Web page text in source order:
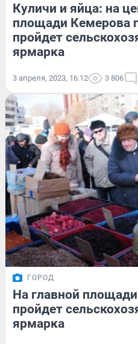
Куличи и яйца: на
площади Кемерова
пройдет
ярмарка
3 апреля, 2023, 16:12 3 806
ГОРОД
На главной
пройдет
ярмарка